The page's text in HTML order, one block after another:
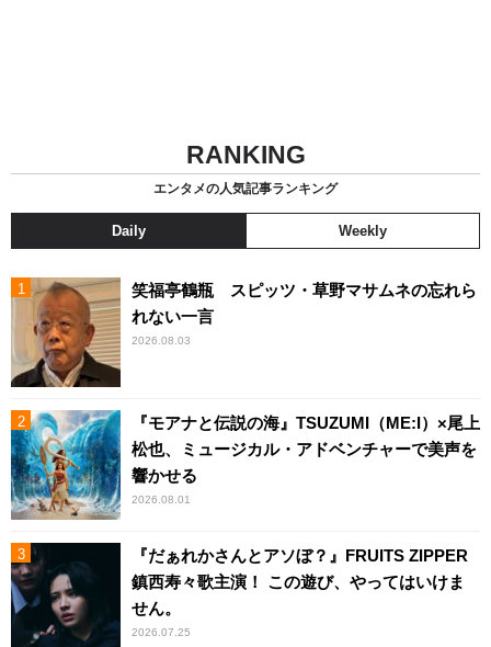
RANKING
エンタメの人気記事ランキング
Daily Weekly
笑福亭鶴瓶 スピッツ・草野マサムネの忘れら
れない一言
2026.08.03
『モアナと伝説の海』TSUZUMI（ME:I）×尾上
松也、ミュージカル・アドベンチャーで美声を
響かせる
2026.08.01
『だぁれかさんとアソぼ？』FRUITS ZIPPER
鎮西寿々歌主演！ この遊び、やってはいけま
せん。
2026.07.25